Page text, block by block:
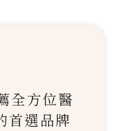
全方位醫
首選品牌